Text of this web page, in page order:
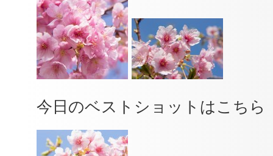
今日のベストショットはこちら